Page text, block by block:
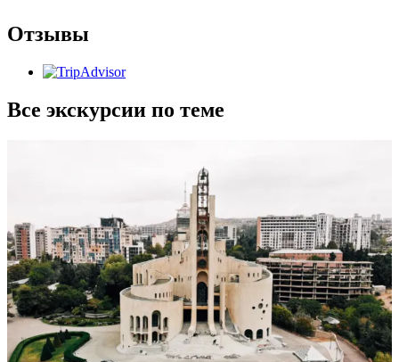
винодельне «Винерия Кахети».
действует сниженный тариф «Early bird». Если до
OKRO Coffee Roastery, 12 Iakob Nikoladze St
у метро Руставели
Организационные моменты:
Вы узнаете нашего гида по табличке с надписью
«Тбилиси Глазами Инженера».
Погода в Кахетии может отличаться от погоды в
Тбилиси. Уточните прогноз погоды утром перед
выездом.
Отзывы
Все экскурсии по теме